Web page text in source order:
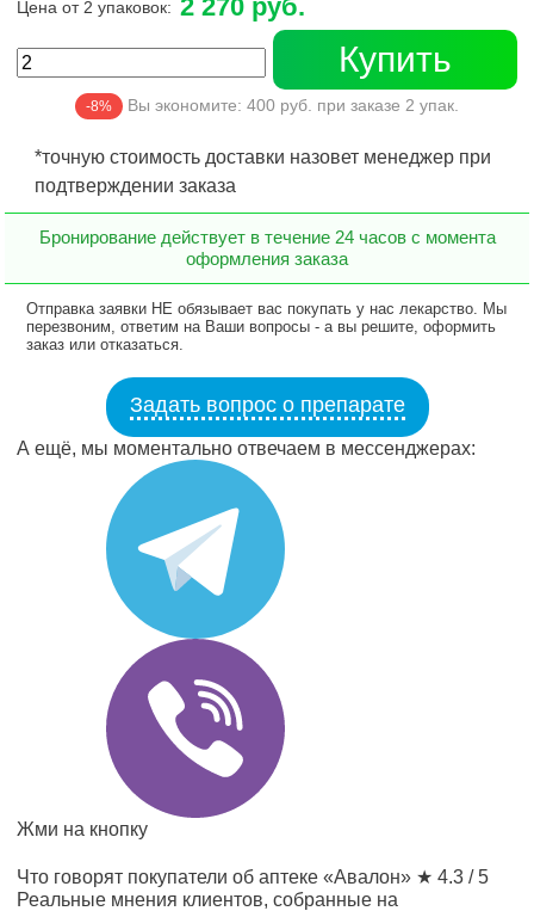
Цена от 2 упаковок: 2 270 руб.
Купить
-8% Вы экономите: 400 руб. при заказе 2 упак.
*точную стоимость доставки назовет менеджер при
подтверждении заказа
Бронирование действует в течение 24 часов с момента
оформления заказа
Отправка заявки НЕ обязывает вас покупать у нас лекарство. Мы
перезвоним, ответим на Ваши вопросы - а вы решите, оформить
заказ или отказаться.
Задать вопрос о препарате
А ещё, мы моментально отвечаем в мессенджерах:
Жми на кнопку
Что говорят покупатели об аптеке «Авалон» ★ 4.3 / 5
Реальные мнения клиентов, собранные на